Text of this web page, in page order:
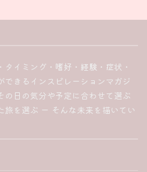
イミング・嗜好・経験・症状・
きるインスピレーションマガジ
の日の気分や予定に合わせて選ぶ
旅を選ぶ ー そんな未来を描いてい